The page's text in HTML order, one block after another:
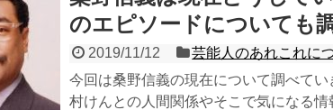
のエピソードについても
2019/11/12
芸能人のあれこれに
今回は桑野信義の現在について調べて
村けんとの人間関係やそこで気になる